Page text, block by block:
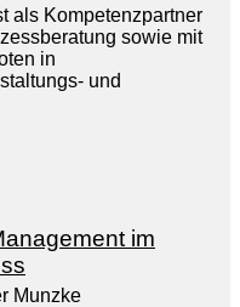
als Kompetenzpartner
sowie mit
in
und
im
Munzke